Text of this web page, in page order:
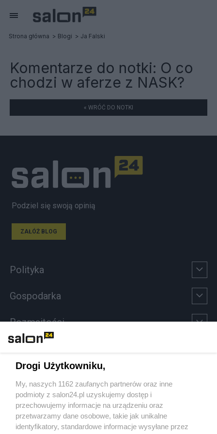
Strona główna Blogi Ja Falski
Komentarze do notki: O co
chodzi w aferze z NASK?
« WRÓĆ DO NOTKI
Podziel się swoją opinią
ZAŁÓŻ BLOG
Polityka
Gospodarka
Rozmaitości
Sport
Społeczeństwo
Kultura
Drogi Użytkowniku,
My, naszych 1162 zaufanych partnerów oraz inne
podmioty z salon24.pl uzyskujemy dostęp i
przechowujemy informacje na urządzeniu oraz
przetwarzamy dane osobowe, takie jak unikalne
identyfikatory, standardowe informacje wysyłane przez